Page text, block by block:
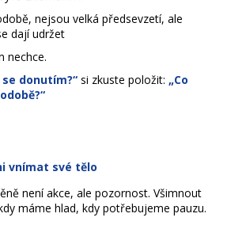
nejsou velká předsevzetí, ale
dají udržet
nechce.
se donutím?“ si zkuste položit: „Co
vnímat své tělo
není akce, ale pozornost. Všimnout
máme hlad, kdy potřebujeme pauzu.